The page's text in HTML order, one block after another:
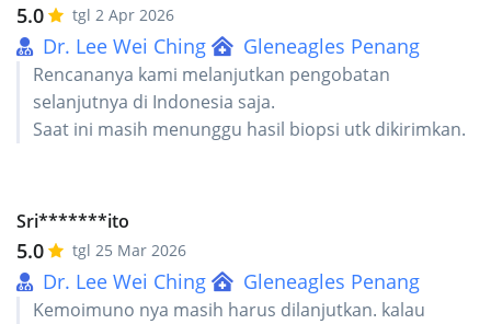
5.0 tgl 2 Apr 2026
Dr. Lee Wei Ching Gleneagles Penang
Rencananya kami melanjutkan pengobatan
selanjutnya di Indonesia saja.
Saat ini masih menunggu hasil biopsi utk dikirimkan.
Sri*******ito
5.0 tgl 25 Mar 2026
Dr. Lee Wei Ching Gleneagles Penang
Kemoimuno nya masih harus dilanjutkan. kalau